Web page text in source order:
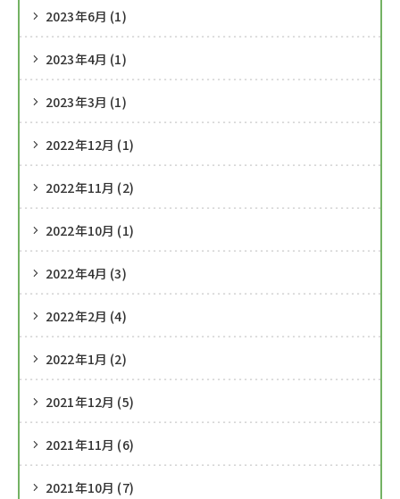
2023年6月 (1)
2023年4月 (1)
2023年3月 (1)
2022年12月 (1)
2022年11月 (2)
2022年10月 (1)
2022年4月 (3)
2022年2月 (4)
2022年1月 (2)
2021年12月 (5)
2021年11月 (6)
2021年10月 (7)